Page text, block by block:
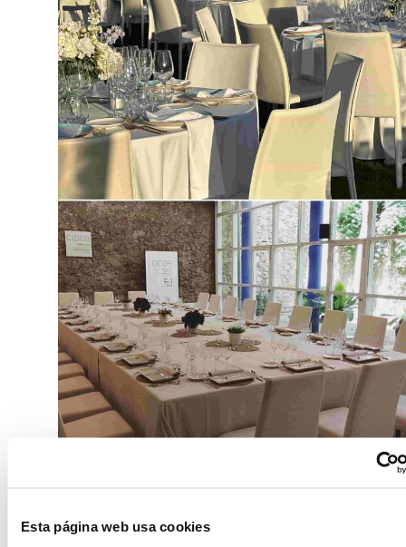
Esta página web usa cookies
Silla Vintage Caoba